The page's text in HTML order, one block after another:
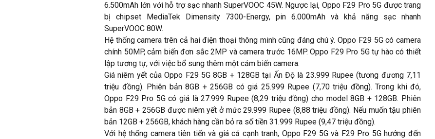
6.500mAh lớn với hỗ trợ sạc nhanh SuperVOOC 45W. Ngược lại, Oppo F29 Pro 5G được trang
bị chipset MediaTek Dimensity 7300-Energy, pin 6.000mAh và khả năng sạc nhanh
SuperVOOC 80W.
Hệ thống camera trên cả hai điện thoại thông minh cũng đáng chú ý. Oppo F29 5G có camera
chính 50MP, cảm biến đơn sắc 2MP và camera trước 16MP. Oppo F29 Pro 5G tự hào có thiết
lập tương tự, với việc bổ sung thêm một cảm biến camera.
Giá niêm yết của Oppo F29 5G 8GB + 128GB tại Ấn Độ là 23.999 Rupee (tương đương 7,11
triệu đồng). Phiên bản 8GB + 256GB có giá 25.999 Rupee (7,70 triệu đồng). Trong khi đó,
Oppo F29 Pro 5G có giá là 27.999 Rupee (8,29 triệu đồng) cho model 8GB + 128GB. Phiên
bản 8GB + 256GB được niêm yết ở mức 29.999 Rupee (8,88 triệu đồng). Nếu muốn tậu phiên
bản 12GB + 256GB, khách hàng cần bỏ ra số tiền 31.999 Rupee (9,47 triệu đồng).
Với hệ thống camera tiên tiến và giá cả cạnh tranh, Oppo F29 5G và F29 Pro 5G hướng đến